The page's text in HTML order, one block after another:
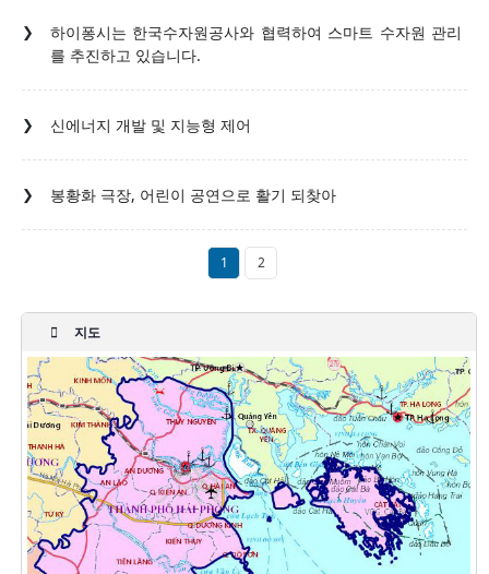
하이퐁시는 한국수자원공사와 협력하여 스마트 수자원 관리
를 추진하고 있습니다.
신에너지 개발 및 지능형 제어
봉황화 극장, 어린이 공연으로 활기 되찾아
1 2
지도